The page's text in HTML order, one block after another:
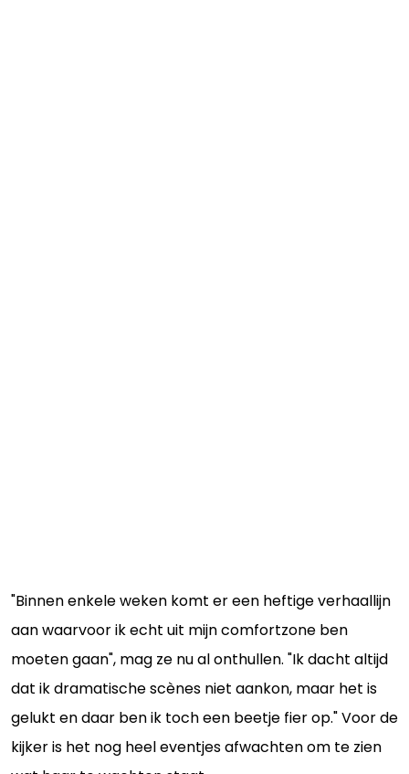
"Binnen enkele weken komt er een heftige verhaallijn
aan waarvoor ik echt uit mijn comfortzone ben
moeten gaan", mag ze nu al onthullen. "Ik dacht altijd
dat ik dramatische scènes niet aankon, maar het is
gelukt en daar ben ik toch een beetje fier op." Voor de
kijker is het nog heel eventjes afwachten om te zien